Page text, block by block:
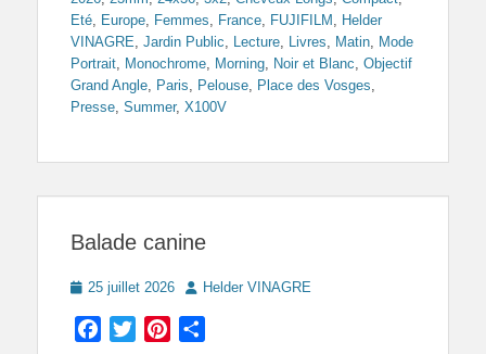
Eté, Europe, Femmes, France, FUJIFILM , Helder
VINAGRE, Jardin Public, Lecture, Livres, Matin, Mode
Portrait, Monochrome, Morning, Noir et Blanc, Objectif
Grand Angle, Paris, Pelouse, Place des Vosges,
Presse, Summer, X100V
Balade canine
Posted
25 juillet 2026 AuthorHelder VINAGRE
Facebook
TwitterPinterest